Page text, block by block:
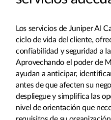
Los servicios de Juniper AI
ciclo de vida del cliente,
confiabilidad y seguridad a
Aprovechando el poder de
ayudan a anticipar,
antes de que afecten su
despliegue y simplifica las
nivel de orientación que